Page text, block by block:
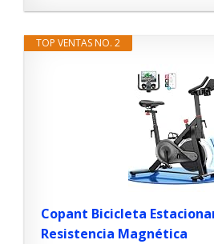
TOP VENTAS NO. 2
Copant Bicicleta
Resistencia Magnética